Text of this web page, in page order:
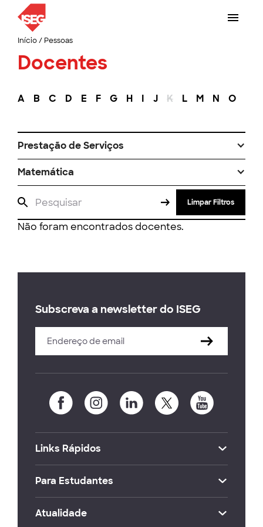
Início/ Pessoas
Docentes
A B C D E F G H I J K L M N O
Prestação de Serviços
Matemática
Limpar Filtros
Não foram encontrados docentes.
Subscreva a newsletter do ISEG
Links Rápidos
Para Estudantes
Atualidade